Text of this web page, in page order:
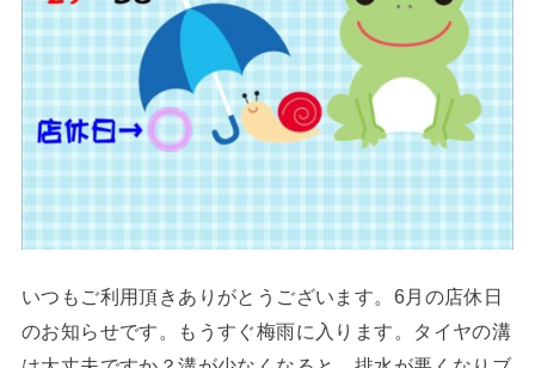
いつもご利用頂きありがとうございます。6月の店休日
のお知らせです。もうすぐ梅雨に入ります。タイヤの溝